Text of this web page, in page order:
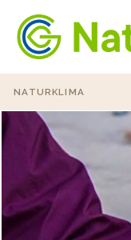
Indize nagusira jo
Edukietara jo
NATURKLIMA